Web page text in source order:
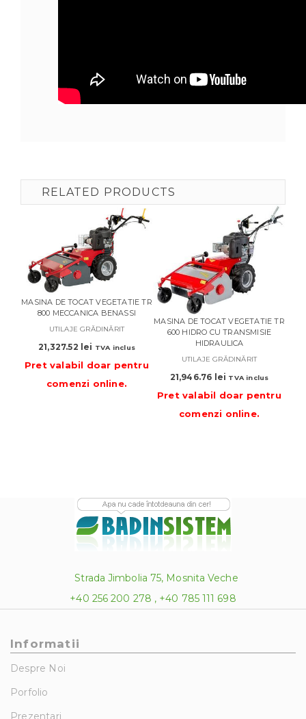
RELATED PRODUCTS
MASINA DE TOCAT VEGETATIE TR
800 MECCANICA BENASSI
UTILAJE GRĂDINĂRIT
21,327.52 lei TVA inclus
Pret valabil doar pentru
comenzi online.
MASINA DE TOCAT VEGETATIE TR
600 HIDRO CU TRANSMISIE
HIDRAULICA
UTILAJE GRĂDINĂRIT
21,946.76 lei TVA inclus
Pret valabil doar pentru
comenzi online.
Strada Jimbolia 75, Mosnita Veche
+40 256 200 278 , +40 785 111 698
Informatii
Despre Noi
Porfolio
Prezentari